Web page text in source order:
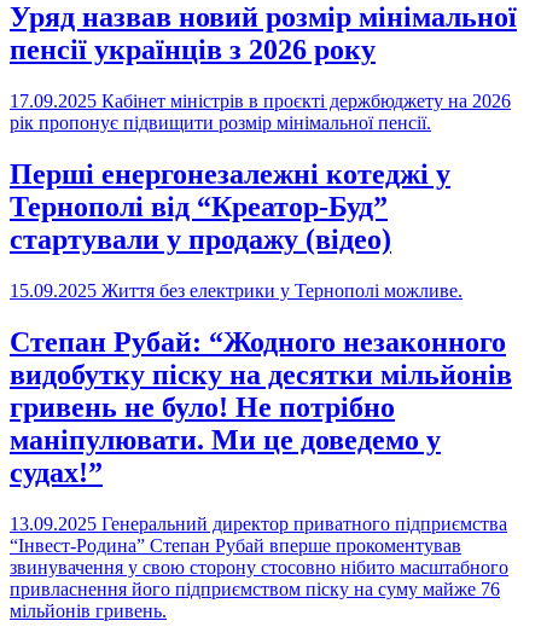
Уряд назвав новий розмір мінімальної
пенсії українців з 2026 року
17.09.2025 Кабінет міністрів в проєкті держбюджету на 2026
рік пропонує підвищити розмір мінімальної пенсії.
Перші енергонезалежні котеджі у
Тернополі від “Креатор-Буд”
стартували у продажу (відео)
15.09.2025 Життя без електрики у Тернополі можливе.
Степан Рубай: “Жодного незаконного
видобутку піску на десятки мільйонів
гривень не було! Не потрібно
маніпулювати. Ми це доведемо у
судах!”
13.09.2025 Генеральний директор приватного підприємства
“Інвест-Родина” Степан Рубай вперше прокоментував
звинувачення у свою сторону стосовно нібито масштабного
привласнення його підприємством піску на суму майже 76
мільйонів гривень.